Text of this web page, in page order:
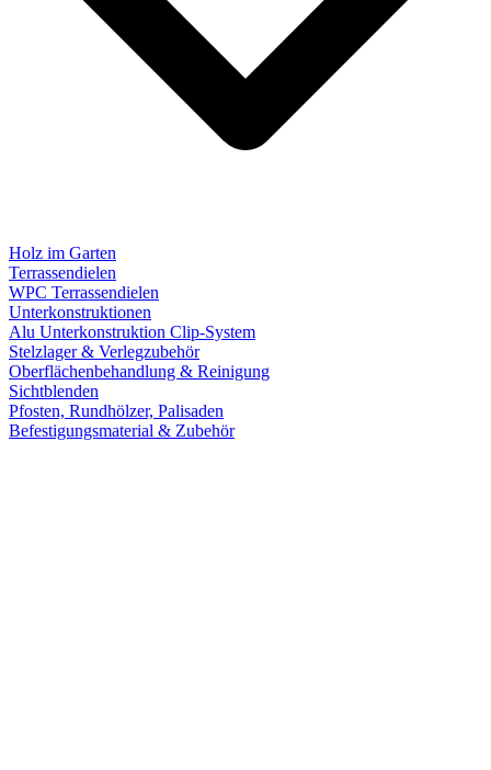
Holz im Garten
Terrassendielen
WPC Terrassendielen
Unterkonstruktionen
Alu Unterkonstruktion Clip-System
Stelzlager & Verlegzubehör
Oberflächenbehandlung & Reinigung
Sichtblenden
Pfosten, Rundhölzer, Palisaden
Befestigungsmaterial & Zubehör